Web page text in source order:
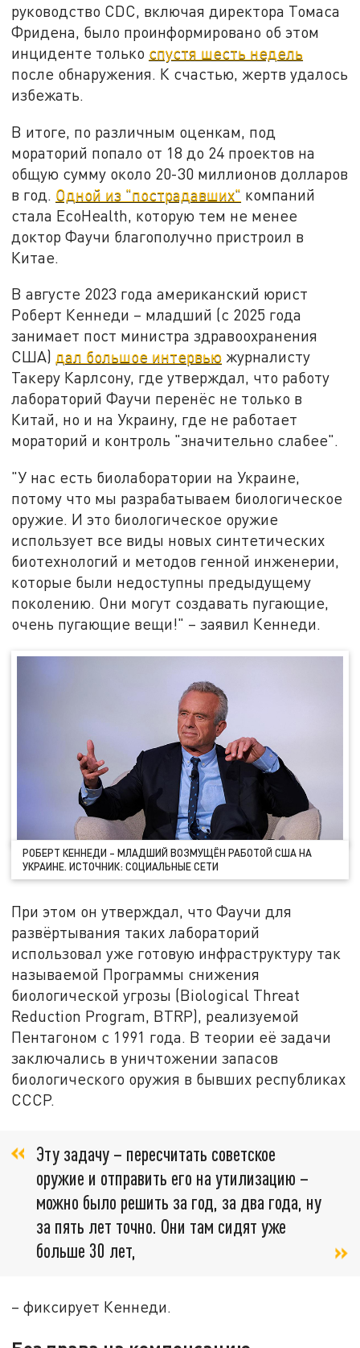
руководство CDC, включая директора Томаса
Фридена, было проинформировано об этом
инциденте только спустя шесть недель
после обнаружения. К счастью, жертв удалось
избежать.
В итоге, по различным оценкам, под
мораторий попало от 18 до 24 проектов на
общую сумму около 20-30 миллионов долларов
в год. Одной из "пострадавших" компаний
стала EcoHealth, которую тем не менее
доктор Фаучи благополучно пристроил в
Китае.
В августе 2023 года американский юрист
Роберт Кеннеди – младший (с 2025 года
занимает пост министра здравоохранения
США) дал большое интервью журналисту
Такеру Карлсону, где утверждал, что работу
лабораторий Фаучи перенёс не только в
Китай, но и на Украину, где не работает
мораторий и контроль "значительно слабее".
"У нас есть биолаборатории на Украине,
потому что мы разрабатываем биологическое
оружие. И это биологическое оружие
использует все виды новых синтетических
биотехнологий и методов генной инженерии,
которые были недоступны предыдущему
поколению. Они могут создавать пугающие,
очень пугающие вещи!" – заявил Кеннеди.
РОБЕРТ КЕННЕДИ – МЛАДШИЙ ВОЗМУЩЁН РАБОТОЙ США НА
УКРАИНЕ. ИСТОЧНИК: СОЦИАЛЬНЫЕ СЕТИ
При этом он утверждал, что Фаучи для
развёртывания таких лабораторий
использовал уже готовую инфраструктуру так
называемой Программы снижения
биологической угрозы (Biological Threat
Reduction Program, BTRP), реализуемой
Пентагоном с 1991 года. В теории её задачи
заключались в уничтожении запасов
биологического оружия в бывших республиках
СССР.
Эту задачу – пересчитать советское
оружие и отправить его на утилизацию –
можно было решить за год, за два года, ну
за пять лет точно. Они там сидят уже
больше 30 лет,
– фиксирует Кеннеди.